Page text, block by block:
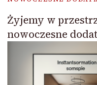
Żyjemy w
nowoczesne